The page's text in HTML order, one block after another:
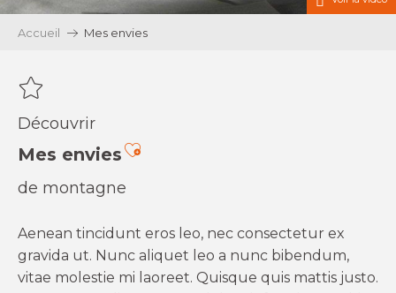
Accueil Mes envies
Découvrir
Mes enviesAjouter aux favoris
de montagne
Aenean tincidunt eros leo, nec consectetur ex
gravida ut. Nunc aliquet leo a nunc bibendum,
vitae molestie mi laoreet. Quisque quis mattis justo.